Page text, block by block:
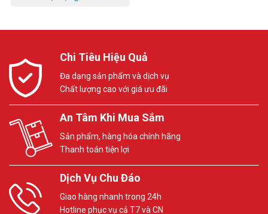
Chi Tiêu Hiệu Quả
Đa dạng sản phẩm và dịch vụ
Chất lượng cao với giá ưu đãi
An Tâm Khi Mua Sắm
Sản phẩm, hàng hóa chính hãng
Thanh toán tiện lợi
Dịch Vụ Chu Đáo
Giao hàng nhanh trong 24h
Hotline phục vụ cả T7 và CN